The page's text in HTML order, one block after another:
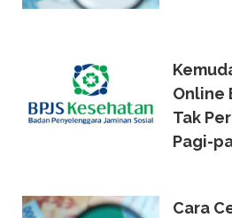
Online
Tak
Pagi-
Cara